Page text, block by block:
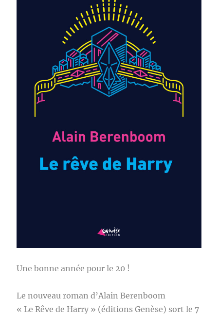
Une bonne année pour le 20 !
Le nouveau roman d’Alain Berenboom
« Le Rêve de Harry » (éditions Genèse) sort le 7